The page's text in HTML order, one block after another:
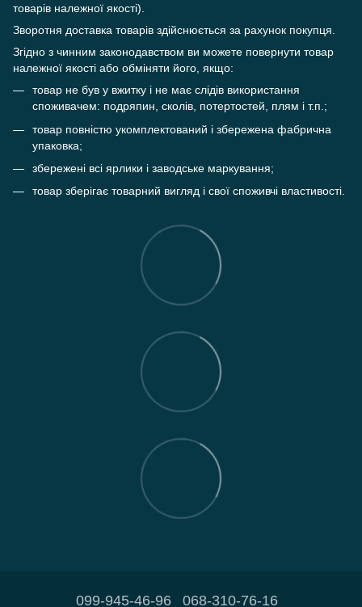
товарів належної якості).
Зворотня доставка товарів здійснюється за рахунок покупця.
Згідно з чинним законодавством ви можете повернути товар
належної якості або обміняти його, якщо:
товар не був у вжитку і не має слідів використання
споживачем: подряпин, сколів, потертостей, плям і т.п.;
товар повністю укомплектований і збережена фабрична
упаковка;
збережені всі ярлики і заводське маркування;
товар зберігає товарний вигляд і свої споживчі властивості.
099-945-46-96 068-310-76-16